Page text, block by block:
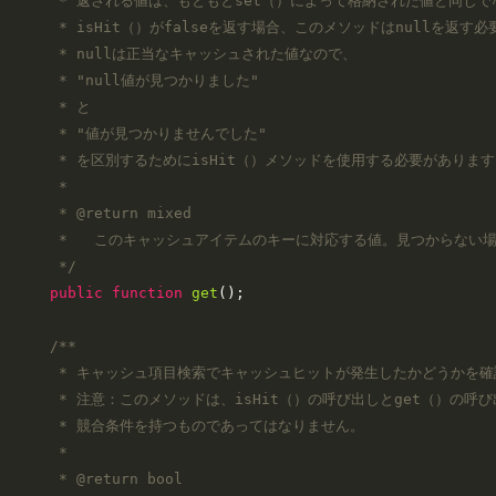
* isHit（）がfalseを返す場合、このメソッドはnullを返す必
     * nullは正当なキャッシュされた値なので、
     * "null値が見つかりました"
     * と
     * "値が見つかりませんでした"
* を区別するためにisHit（）メソッドを使用する必要がありま
     *
     *
@return mixed
*   このキャッシュアイテムのキーに対応する値。見つからない
     */
public
function get ( ) ;
/**
* キャッシュ項目検索でキャッシュヒットが発生したかどうかを
* 注意：このメソッドは、isHit（）の呼び出しとget（）の呼び
     * 競合条件を持つものであってはなりません。
     *
     *
@return bool